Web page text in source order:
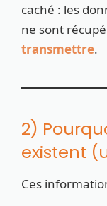
caché : les
ne sont
transmettre.
2)
existent
Ces